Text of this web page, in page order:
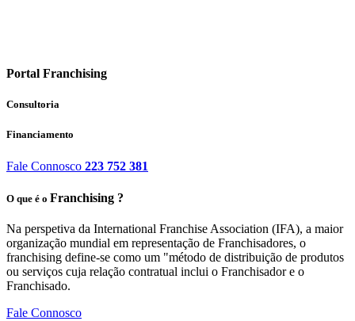
Portal Franchising
Consultoria
Financiamento
Fale Connosco 223 752 381
O que é o Franchising ?
Na perspetiva da International Franchise Association (IFA), a maior
organização mundial em representação de Franchisadores, o
franchising define-se como um "método de distribuição de produtos
ou serviços cuja relação contratual inclui o Franchisador e o
Franchisado.
Fale Connosco